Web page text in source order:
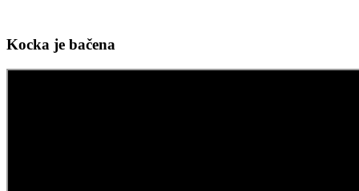
Kocka je bačena